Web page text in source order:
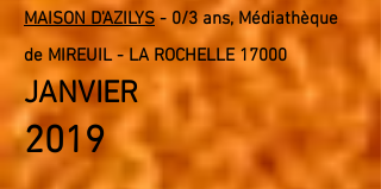
MAISON D'AZILYS- 0/3 ans, Médiathèque
de MIREUIL - LA ROCHELLE 17000
JANVIER
2019